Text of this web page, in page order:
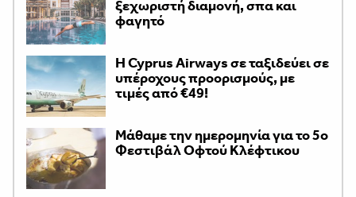
ξεχωριστή διαμονή, σπα και
φαγητό
H Cyprus Airways σε ταξιδεύει σε
υπέροχους προορισμούς, με
τιμές από €49!
Μάθαμε την ημερομηνία για το 5ο
Φεστιβάλ Οφτού Κλέφτικου